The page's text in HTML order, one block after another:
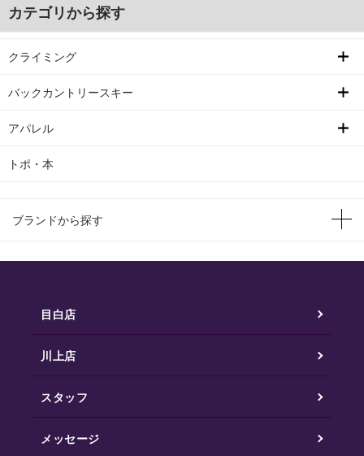
カテゴリから探す
クライミング
バックカントリースキー
アパレル
トポ・本
ブランドから探す
目白店
川上店
スタッフ
メッセージ